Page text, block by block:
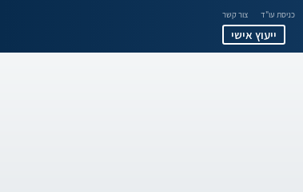
כניסת עו"ד צור קשר
ייעוץ אישי